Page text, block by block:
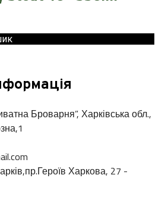
Броварня”, Харківська обл.,
Харкова, 27 -